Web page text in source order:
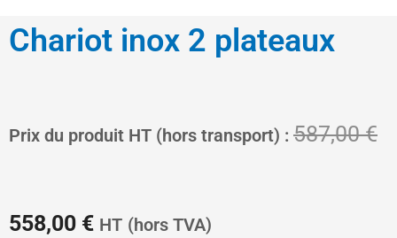
Chariot inox 2 plateaux
Prix du produit HT (hors transport) : 587,00€
558,00 €
Le
prix
HT (hors TVA)